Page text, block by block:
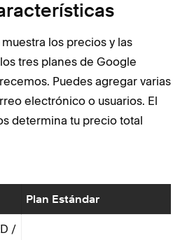
los precios y las
tres planes de Google
Puedes agregar varias
electrónico o usuarios. El
determina tu precio total
Plan Estándar
/